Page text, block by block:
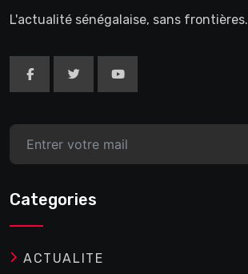
L'actualité sénégalaise, sans frontières.
Categories
ACTUALITE